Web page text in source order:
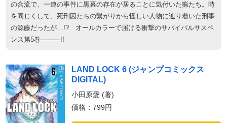
の合流で、一連の事件に黒幕の存在が居ることに気付いた猟たち。時
を同じくして、死刑囚たちの繋がりから怪しい人物に辿り着いた刑事
の源藤だったが…!? オールカラーで届ける衝撃のサバイバルサスペ
ンス第5巻―――!!
LAND LOCK 6 (ジャンプコミックス
DIGITAL)
小田原愛 (著)
価格：799円